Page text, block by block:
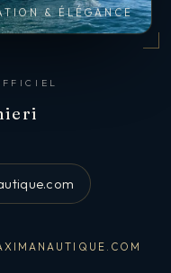
& ÉLÉGANCE